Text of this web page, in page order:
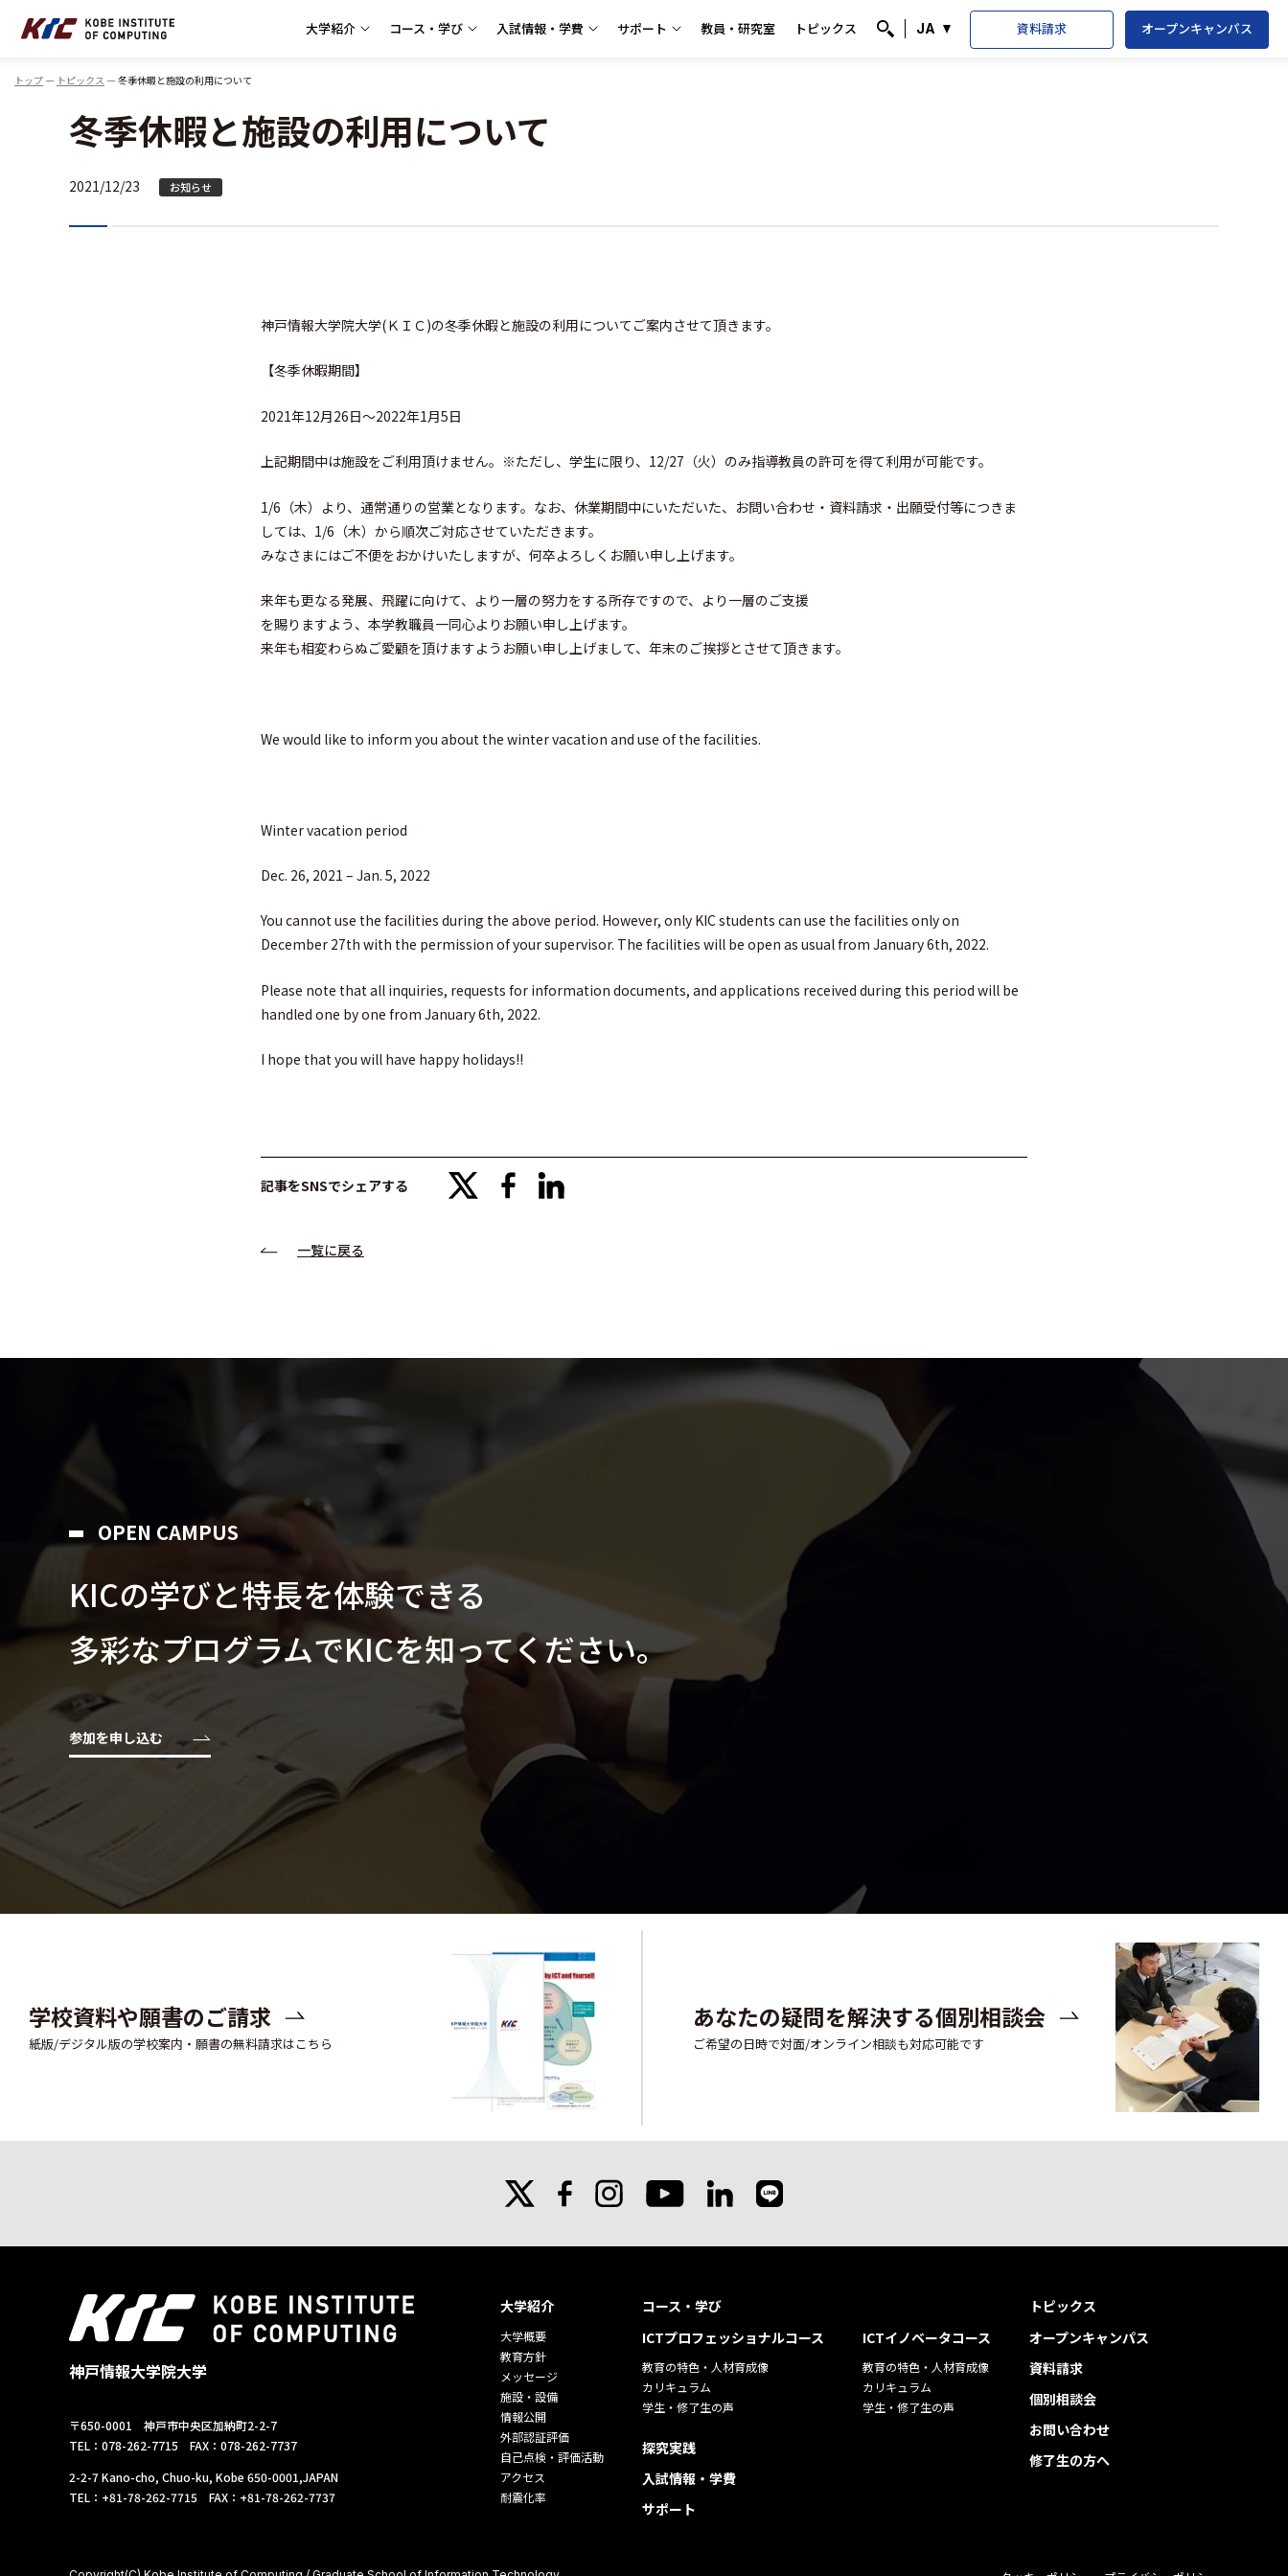
大学紹介 コース・学び 入試情報・学費 サポート 教員・研究室 トピックス 検索
JA 資料請求 オープンキャンパス
トップ トピックス 冬季休暇と施設の利用について
冬季休暇と施設の利用について
2021/12/23 お知らせ
神戸情報大学院大学(ＫＩＣ)の冬季休暇と施設の利用についてご案内させて頂きます。
【冬季休暇期間】
2021年12月26日～2022年1月5日
上記期間中は施設をご利用頂けません。※ただし、学生に限り、12/27（火）のみ指導教員の許可を得て利用が可能です。
1/6（木）より、通常通りの営業となります。なお、休業期間中にいただいた、お問い合わせ・資料請求・出願受付等につきま
しては、1/6（木）から順次ご対応させていただきます。
みなさまにはご不便をおかけいたしますが、何卒よろしくお願い申し上げます。
来年も更なる発展、飛躍に向けて、より一層の努力をする所存ですので、より一層のご支援
を賜りますよう、本学教職員一同心よりお願い申し上げます。
来年も相変わらぬご愛顧を頂けますようお願い申し上げまして、年末のご挨拶とさせて頂きます。
We would like to inform you about the winter vacation and use of the facilities.
Winter vacation period
Dec. 26, 2021 – Jan. 5, 2022
You cannot use the facilities during the above period. However, only KIC students can use the facilities only on
December 27th with the permission of your supervisor. The facilities will be open as usual from January 6th, 2022.
Please note that all inquiries, requests for information documents, and applications received during this period will be
handled one by one from January 6th, 2022.
I hope that you will have happy holidays!!
記事をSNSでシェアする facebook
一覧に戻る
OPEN CAMPUS
KICの学びと特⻑を体験できる
多彩なプログラムでKICを知ってください。
参加を申し込む
学校資料や願書のご請求
紙版/デジタル版の学校案内・願書の無料請求はこちら
あなたの疑問を解決する個別相談会
ご希望の日時で対面/オンライン相談も対応可能です
facebook instagram
youtube
linkedin
神戸情報大学院大学
〒650-0001 神戸市中央区加納町2-2-7
TEL：078-262-7715 FAX：078-262-7737
2-2-7 Kano-cho, Chuo-ku, Kobe 650-0001,JAPAN
TEL：+81-78-262-7715 FAX：+81-78-262-7737
大学紹介
大学概要
教育方針
メッセージ
施設・設備
情報公開
外部認証評価
自己点検・評価活動
アクセス
耐震化率
コース・学び
ICTプロフェッショナルコース
教育の特色・人材育成像
カリキュラム
学生・修了生の声
ICTイノベータコース
教育の特色・人材育成像
カリキュラム
学生・修了生の声
探究実践
入試情報・学費
サポート
トピックス
オープンキャンパス
資料請求
個別相談会
お問い合わせ
修了生の方へ